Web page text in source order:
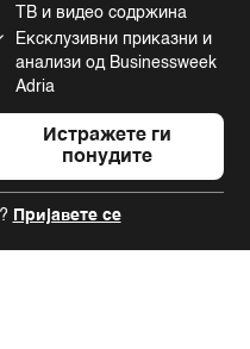
ТВ и видео содржина
Ексклузивни приказни и
анализи од Businessweek
Adria
Истражете ги
понудите
Пријавете се
BLOOMBERG and the
and service marks of
displayed with permission
Swiss SA Property
Cubes